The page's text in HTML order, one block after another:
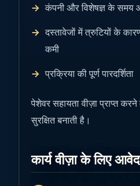
कंपनी और विशेषज्ञ के समय
दस्तावेजों में त्रुटियों के
कमी
प्रक्रिया की पूर्ण पारदर्शिता
पेशेवर सहायता वीज़ा प्राप्त
सुरक्षित बनाती है।
कार्य वीज़ा के लिए